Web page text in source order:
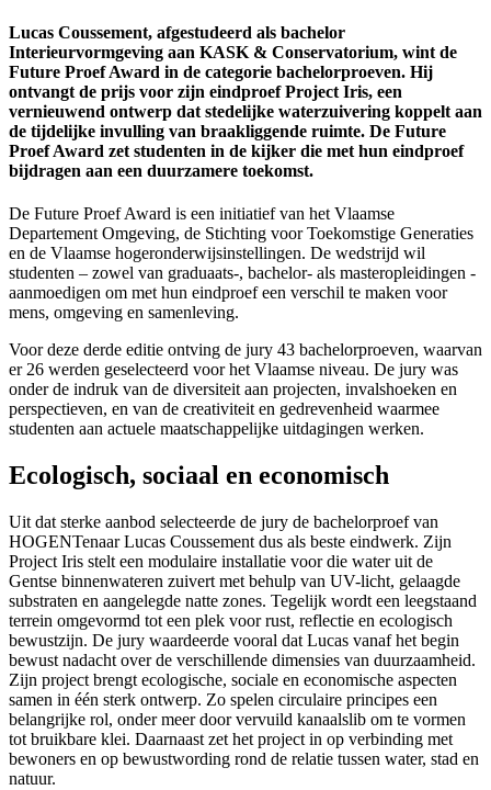
Lucas Coussement, afgestudeerd als bachelor
Interieurvormgeving aan KASK & Conservatorium, wint de
Future Proef Award in de categorie bachelorproeven. Hij
ontvangt de prijs voor zijn eindproef Project Iris, een
vernieuwend ontwerp dat stedelijke waterzuivering koppelt aan
de tijdelijke invulling van braakliggende ruimte. De Future
Proef Award zet studenten in de kijker die met hun eindproef
bijdragen aan een duurzamere toekomst.
De Future Proef Award is een initiatief van het Vlaamse
Departement Omgeving, de Stichting voor Toekomstige Generaties
en de Vlaamse hogeronderwijsinstellingen. De wedstrijd wil
studenten – zowel van graduaats-, bachelor- als masteropleidingen -
aanmoedigen om met hun eindproef een verschil te maken voor
mens, omgeving en samenleving.
Voor deze derde editie ontving de jury 43 bachelorproeven, waarvan
er 26 werden geselecteerd voor het Vlaamse niveau. De jury was
onder de indruk van de diversiteit aan projecten, invalshoeken en
perspectieven, en van de creativiteit en gedrevenheid waarmee
studenten aan actuele maatschappelijke uitdagingen werken.
Ecologisch, sociaal en economisch
Uit dat sterke aanbod selecteerde de jury de bachelorproef van
HOGENTenaar Lucas Coussement dus als beste eindwerk. Zijn
Project Iris stelt een modulaire installatie voor die water uit de
Gentse binnenwateren zuivert met behulp van UV-licht, gelaagde
substraten en aangelegde natte zones. Tegelijk wordt een leegstaand
terrein omgevormd tot een plek voor rust, reflectie en ecologisch
bewustzijn. De jury waardeerde vooral dat Lucas vanaf het begin
bewust nadacht over de verschillende dimensies van duurzaamheid.
Zijn project brengt ecologische, sociale en economische aspecten
samen in één sterk ontwerp. Zo spelen circulaire principes een
belangrijke rol, onder meer door vervuild kanaalslib om te vormen
tot bruikbare klei. Daarnaast zet het project in op verbinding met
bewoners en op bewustwording rond de relatie tussen water, stad en
natuur.